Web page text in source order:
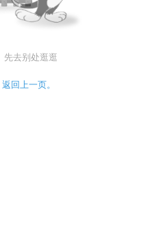
先去别处逛逛
返回上一页。